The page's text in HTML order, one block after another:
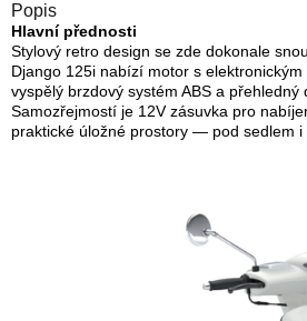
Popis
Hlavní přednosti
Stylový retro design se zde dokonale
Django 125i nabízí motor s elektronickým
vyspělý brzdový systém ABS a přehledný
Samozřejmostí je 12V zásuvka pro
praktické úložné prostory — pod sedlem i